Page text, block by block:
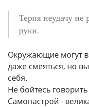
Терпя неудачу не
руки.
Окружающие могут в
даже смеяться, но
себя.
Не бойтесь
Самонастрой -